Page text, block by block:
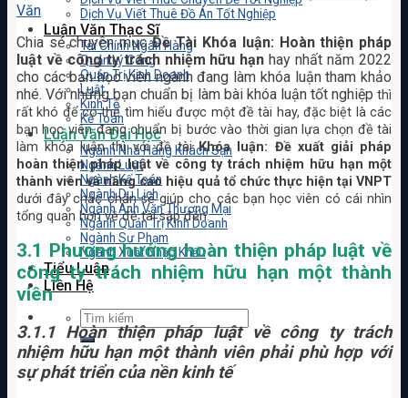
Dịch Vụ Viết Thuê Đồ Án Tốt Nghiệp
Luận Văn Thạc Sĩ
Tài Chính Ngân Hàng
Quản Lý Công
Quản Trị Kinh Doanh
Luật
Kinh Tế
Kế Toán
Luận Văn Đại Học
Ngành Nhà Hàng Khách Sạn
Ngành Luật
Ngành Kế Toán
Ngành Du Lịch
Ngành Anh Văn Thương Mại
Ngành Quản Trị Kinh Doanh
Ngành Sư Phạm
Ngành Xuất Nhập Khẩu
Tiểu Luận
Liên Hệ
Văn
Chia sẻ chuyên mụcĐề Tài Khóa luận: Hoàn thiện pháp
luật về công ty trách nhiệm hữu hạn hay nhất năm 2022
cho các bạn học viên ngành đang làm khóa luận tham khảo
nhé. Với những bạn chuẩn bị làm bài khóa luận tốt nghiệp thì
rất khó để có thể tìm hiểu được một đề tài hay, đặc biệt là các
bạn học viên đang chuẩn bị bước vào thời gian lựa chọn đề tài
làm khóa luận thì với đề tàiKhóa luận: Đề xuất giải pháp
hoàn thiện pháp luật về công ty trách nhiệm hữu hạn một
thành viên và nâng cao hiệu quả tổ chức thực hiện tại VNPT
dưới đây chắc chắn sẽ giúp cho các bạn học viên có cái nhìn
tổng quan hơn về đề tài sắp đến.
3.1 Phương hướng hoàn thiện pháp luật về
công ty trách nhiệm hữu hạn một thành
viên
3.1.1 Hoàn thiện pháp luật về công ty trách
nhiệm hữu hạn một thành viên phải phù hợp với
sự phát triển của nền kinh tế